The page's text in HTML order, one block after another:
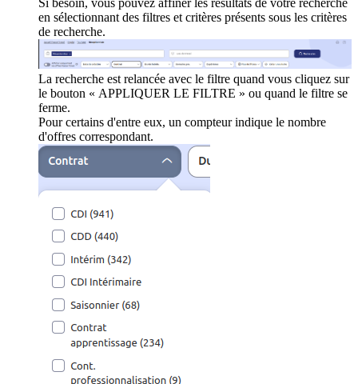
Si besoin, vous pouvez affiner les résultats de votre recherche
en sélectionnant des filtres et critères présents sous les critères
de recherche.
La recherche est relancée avec le filtre quand vous cliquez sur
le bouton « APPLIQUER LE FILTRE » ou quand le filtre se
ferme.
Pour certains d'entre eux, un compteur indique le nombre
d'offres correspondant.